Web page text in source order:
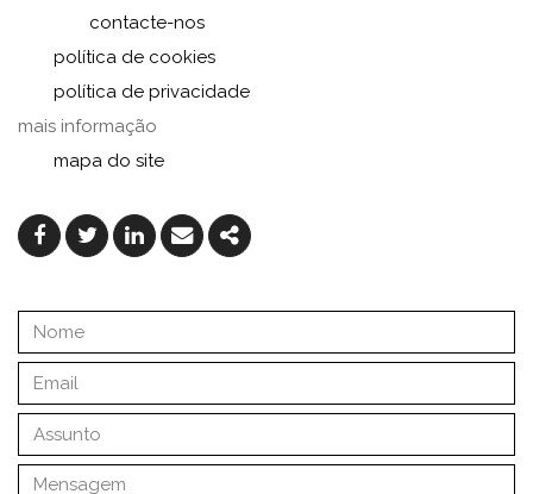
contacte-nos
política de cookies
política de privacidade
mais informação
mapa do site
Facebook
TwitterLinkedinEmailShare